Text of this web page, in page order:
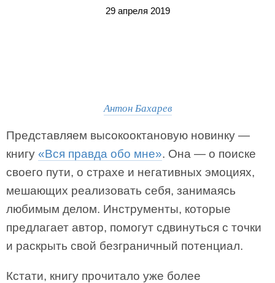
29 апреля 2019
Антон Бахарев
Представляем высокооктановую новинку —
книгу «Вся правда обо мне». Она — о поиске
своего пути, о страхе и негативных эмоциях,
мешающих реализовать себя, занимаясь
любимым делом. Инструменты, которые
предлагает автор, помогут сдвинуться с точки
и раскрыть свой безграничный потенциал.
Кстати, книгу прочитало уже более